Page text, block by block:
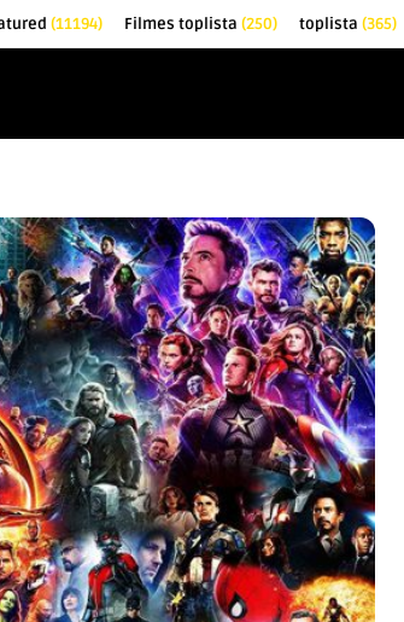
(11194) Filmes toplista (250) toplista (365)